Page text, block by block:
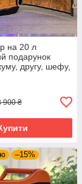
на 20 л
подарунок
другу, шефу,
командиру,
900 ₴
–15%